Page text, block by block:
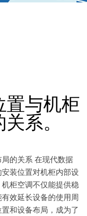
置与机柜
系。
的关系 在现代数据
装位置对机柜内部设
柜空调不仅能提供稳
效延长设备的使用周
和设备布局，成为了